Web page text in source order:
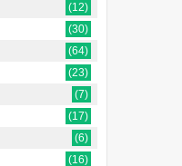
(12)
(30)
(64)
(23)
(7)
(17)
(6)
(16)